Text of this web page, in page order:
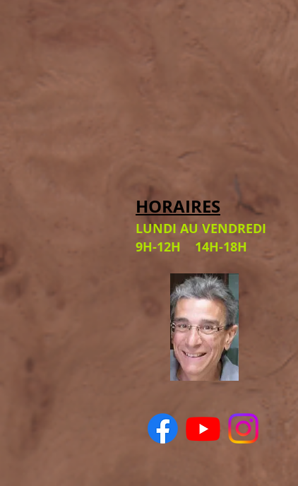
HORAIRES
LUNDI AU VENDREDI
9H-12H 14H-18H